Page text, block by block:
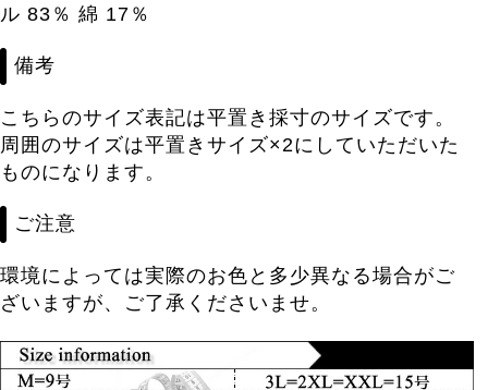
ル 83％ 綿 17％
備考
こちらのサイズ表記は平置き採寸のサイズです。
周囲のサイズは平置きサイズ×2にしていただいた
ものになります。
ご注意
環境によっては実際のお色と多少異なる場合がご
ざいますが、ご了承くださいませ。